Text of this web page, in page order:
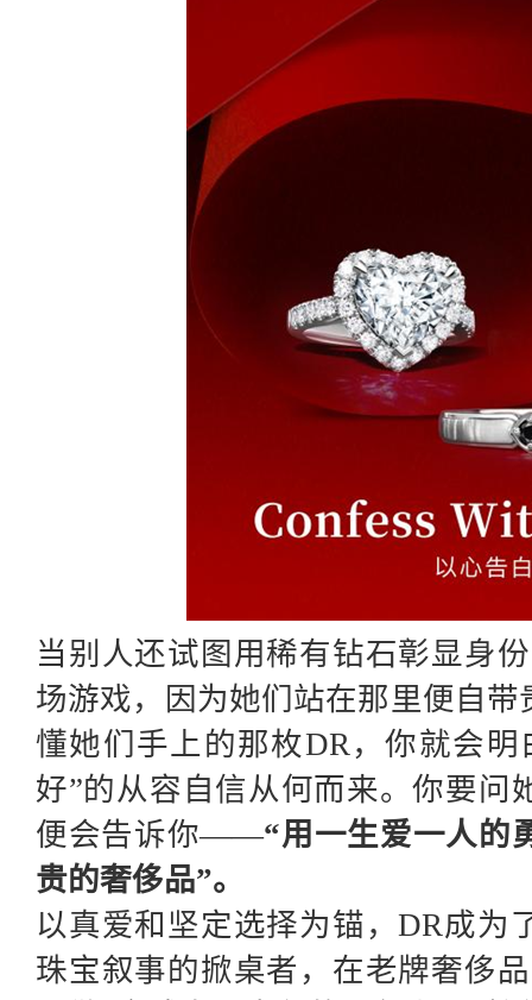
当别人还试图用稀有钻石彰显身
场游戏，因为她们站在那里便自
懂她们手上的那枚DR，你就会
好”的从容自信从何而来。你要问
便会告诉你——“用一生爱一人的
贵的奢侈品”。
以真爱和坚定选择为锚，DR成为
珠宝叙事的掀桌者，在老牌奢侈